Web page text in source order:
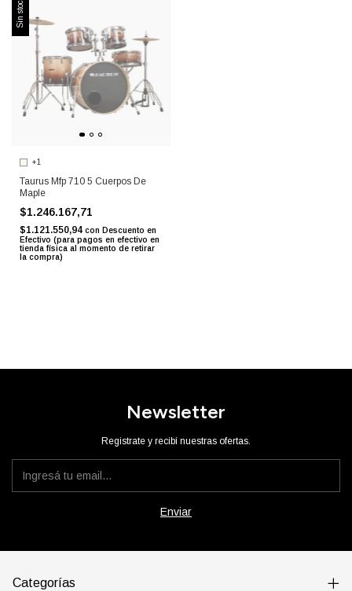
Sin stock
+1
Taurus Mfp 710 5 Cuerpos De
Maple
$1.246.167,71
$1.121.550,94 con Descuento en
Efectivo (para pagos en efectivo en
tienda física al momento de retirar
la compra)
Newsletter
Registrate y recibí nuestras ofertas.
Categorías